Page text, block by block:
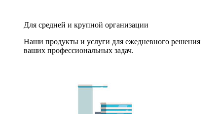
Для средней и крупной организации
Наши продукты и услуги для ежедневного решения
ваших профессиональных задач.